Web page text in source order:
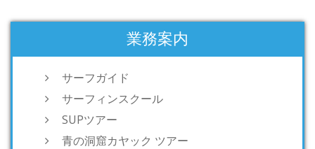
業務案内
サーフガイド
サーフィンスクール
SUPツアー
青の洞窟カヤック ツアー